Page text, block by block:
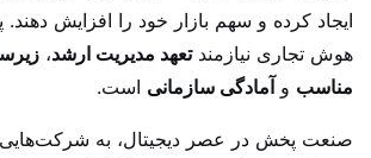
ایجاد کرده و سهم بازار خود را افزایش
هوش تجاری نیازمندتعهد مدیریت ارشد،
مناسب و آمادگی سازمانی است.
صنعت پخش در عصر دیجیتال، به شرکت‌هایی